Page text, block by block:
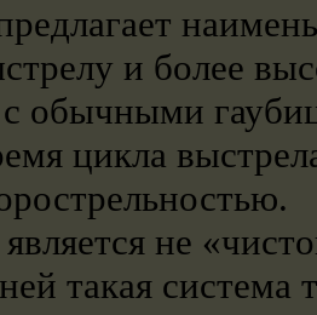
и более
обычными
цикла
не
такая система